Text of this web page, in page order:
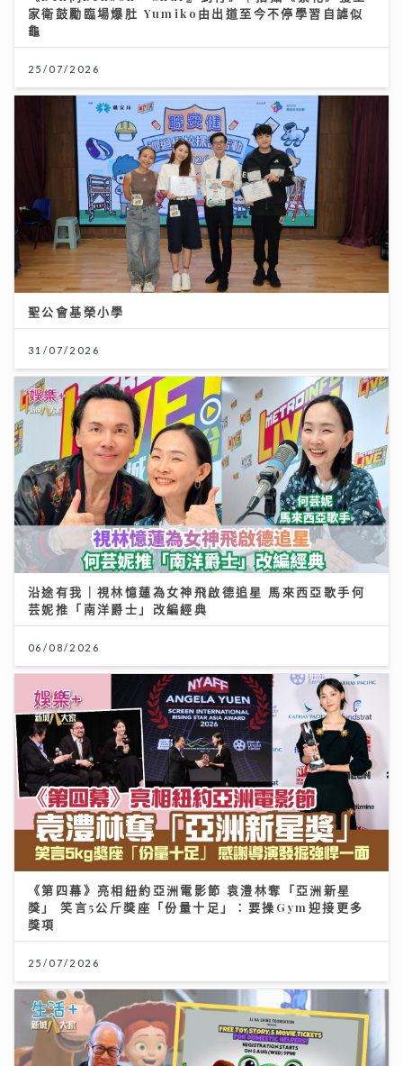
家衛鼓勵臨場爆肚 Yumiko由出道至今不停學習自謔似
龜
25/07/2026
聖公會基榮小學
31/07/2026
沿途有我｜視林憶蓮為女神飛啟德追星 馬來西亞歌手何
芸妮推「南洋爵士」改編經典
06/08/2026
《第四幕》亮相紐約亞洲電影節 袁澧林奪「亞洲新星
獎」 笑言5公斤獎座「份量十足」：要操Gym迎接更多
獎項
25/07/2026